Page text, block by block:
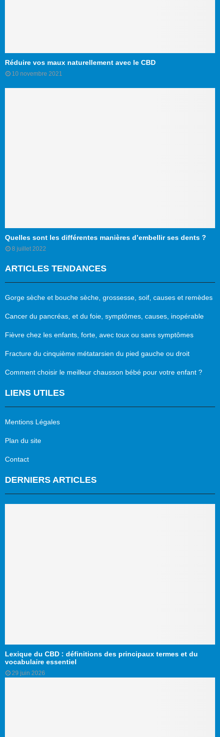
Réduire vos maux naturellement avec le CBD
10 novembre 2021
Quelles sont les différentes manières d’embellir ses dents ?
8 juillet 2022
ARTICLES TENDANCES
Gorge sèche et bouche sèche, grossesse, soif, causes et remèdes
Cancer du pancréas, et du foie, symptômes, causes, inopérable
Fièvre chez les enfants, forte, avec toux ou sans symptômes
Fracture du cinquième métatarsien du pied gauche ou droit
Comment choisir le meilleur chausson bébé pour votre enfant ?
LIENS UTILES
Mentions Légales
Plan du site
Contact
DERNIERS ARTICLES
Lexique du CBD : définitions des principaux termes et du
vocabulaire essentiel
29 juin 2026